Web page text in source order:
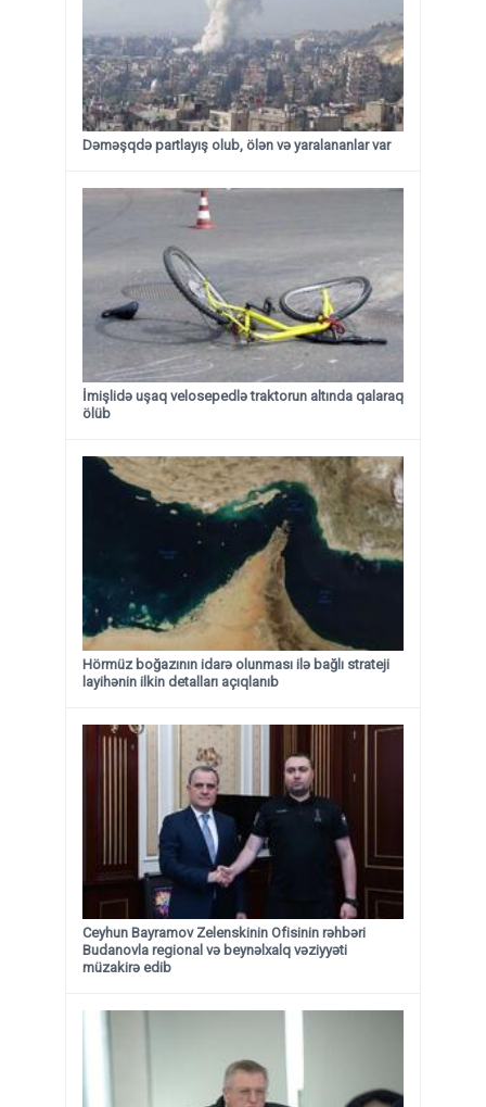
Dəməşqdə partlayış olub, ölən və yaralananlar var
İmişlidə uşaq velosepedlə traktorun altında qalaraq
ölüb
Hörmüz boğazının idarə olunması ilə bağlı strateji
layihənin ilkin detalları açıqlanıb
Ceyhun Bayramov Zelenskinin Ofisinin rəhbəri
Budanovla regional və beynəlxalq vəziyyəti
müzakirə edib